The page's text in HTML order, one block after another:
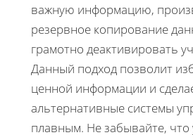
важную информацию,
резервное копирование
грамотно деактивировать
Данный подход позволит
ценной информации и
альтернативные системы
плавным. Не забывайте, что